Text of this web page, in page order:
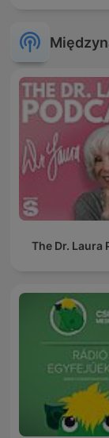
The Dr. Laura